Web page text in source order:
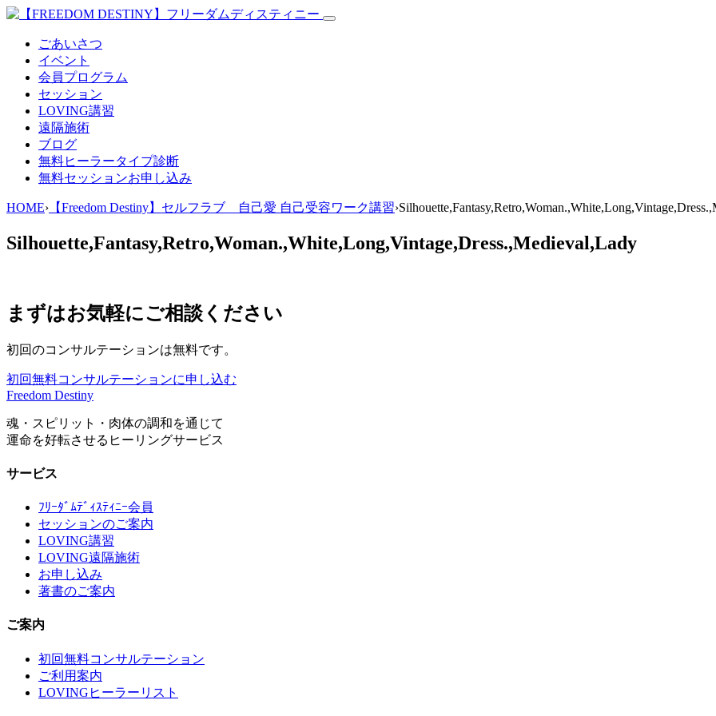
ごあいさつ
イベント
会員プログラム
セッション
LOVING講習
遠隔施術
ブログ
無料ヒーラータイプ診断
無料セッションお申し込み
HOME› 【Freedom Destiny】セルフラブ 自己愛 自己受容ワーク講習›
Silhouette,Fantasy,Retro,Woman.,White,Long,Vintage,Dress.,Medieval,Lady
まずはお気軽にご相談ください
初回のコンサルテーションは無料です。
初回無料コンサルテーションに申し込む
Freedom Destiny
魂・スピリット・肉体の調和を通じて
運命を好転させるヒーリングサービス
サービス
ﾌﾘｰﾀﾞﾑﾃﾞｨｽﾃｨﾆｰ会員
セッションのご案内
LOVING講習
LOVING遠隔施術
お申し込み
著書のご案内
ご案内
初回無料コンサルテーション
ご利用案内
LOVINGヒーラーリスト